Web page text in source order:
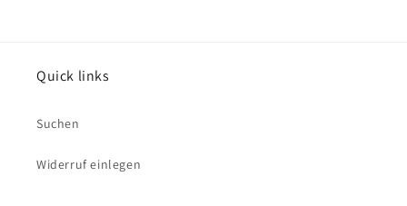
Quick links
Suchen
Widerruf einlegen